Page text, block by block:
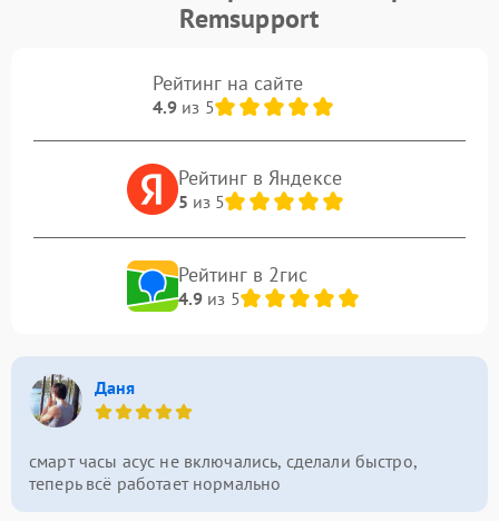
Remsupport
Рейтинг на сайте
4.9из 5
Рейтинг в Яндексе
5 из 5
Рейтинг в 2гис
4.9из 5
Даня
смарт часы асус не включались, сделали быстро,
теперь всё работает нормально